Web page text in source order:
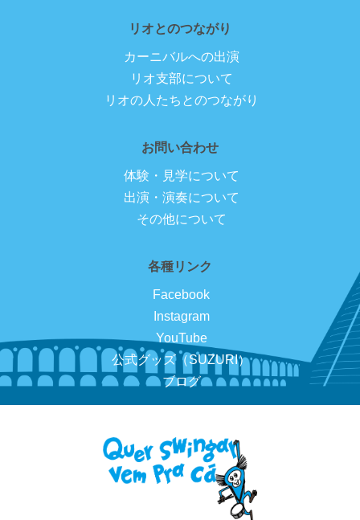
リオとのつながり
カーニバルへの出演
リオ支部について
リオの人たちとのつながり
お問い合わせ
体験・見学について
出演・演奏について
その他について
各種リンク
Facebook
Instagram
YouTube
公式グッズ（SUZURI）
ブログ